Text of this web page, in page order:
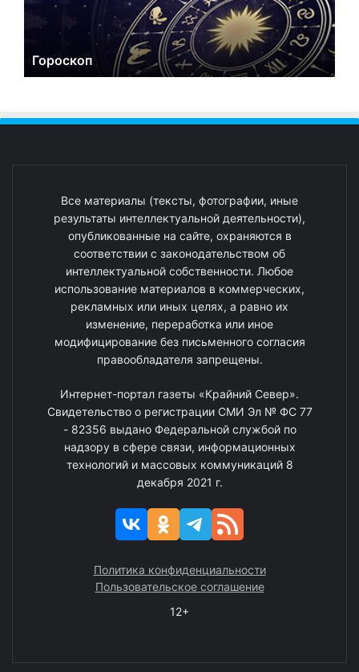
Гороскоп
Все материалы (тексты, фотографии, иные
результаты интеллектуальной деятельности),
опубликованные на сайте, охраняются в
соответствии с законодательством об
интеллектуальной собственности. Любое
использование материалов в коммерческих,
рекламных или иных целях, а равно их
изменение, переработка или иное
модифицирование без письменного согласия
правообладателя запрещены.
Интернет-портал газеты «Крайний Север».
Свидетельство о регистрации СМИ Эл № ФС 77
- 82356 выдано Федеральной службой по
надзору в сфере связи, информационных
технологий и массовых коммуникаций 8
декабря 2021 г.
Политика конфиденциальности
Пользовательское соглашение
12+